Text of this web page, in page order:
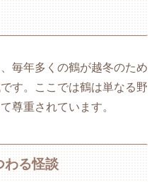
毎年多くの鶴が越冬のため
す。ここでは鶴は単なる野
尊重されています。
わる怪談